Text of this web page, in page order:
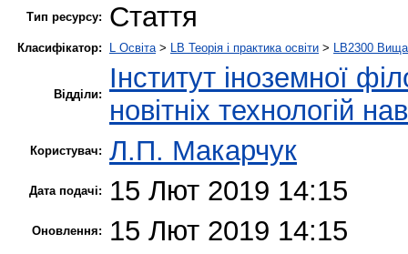
Тип ресурсу: Стаття
Класифікатор: L Освіта> LB Теорія і практика освіти > LB2300 Вища
Відділи:
Інститут іноземної
новітніх технологій
Користувач: Л.П. Макарчук
Дата подачі: 15 Лют 2019 14:15
Оновлення: 15 Лют 2019 14:15